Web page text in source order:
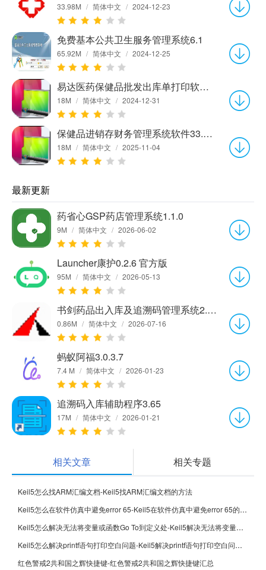
33.98M / 简体中文 / 2024-12-23
免费基本公共卫生服务管理系统6.1
65.92M / 简体中文 / 2024-12-25
易达医药保健品批发出库单打印软件35.3.5 官方版
18M / 简体中文 / 2024-12-31
保健品进销存财务管理系统软件33.6.8 专业版
18M / 简体中文 / 2025-11-04
最新更新
药省心GSP药店管理系统1.1.0
9M / 简体中文 / 2026-06-02
Launcher康护0.2.6 官方版
95M / 简体中文 / 2026-05-13
书剑药品出入库及追溯码管理系统2.03官方版
0.86M / 简体中文 / 2026-07-16
蚂蚁阿福3.0.3.7
7.4 M / 简体中文 / 2026-01-23
追溯码入库辅助程序3.65
17M / 简体中文 / 2026-01-21
相关文章 相关专题
Keil5怎么找ARM汇编文档-Keil5找ARM汇编文档的方法
Keil5怎么在软件仿真中避免error 65-Keil5在软件仿真中避免error 65的方法
Keil5怎么解决无法将变量或函数Go To到定义处-Keil5解决无法将变量或函数Go To到定义处的方法
Keil5怎么解决printf语句打印空白问题-Keil5解决printf语句打印空白问题的方法
红色警戒2共和国之辉快捷键-红色警戒2共和国之辉快捷键汇总